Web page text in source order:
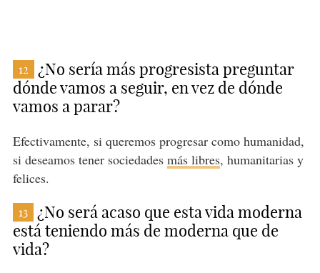
12
¿No sería más progresista preguntar
dónde vamos a seguir, en vez de dónde
vamos a parar?
Efectivamente, si queremos progresar como humanidad,
si deseamos tener sociedades más libres, humanitarias y
felices.
13
¿No será acaso que esta vida moderna
está teniendo más de moderna que de
vida?